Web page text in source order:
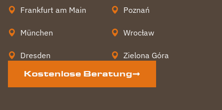
Frankfurt am Main
München
Dresden
Poznań
Wrocław
Zielona Góra
Kostenlose Beratung